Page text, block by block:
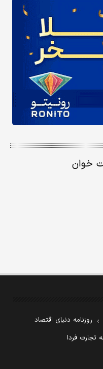
خوان
روزنامه دنیای اقتصاد
تجارت فردا